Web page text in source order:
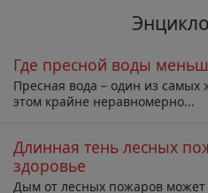
Где пресной воды
Пресная вода – один из
этом крайне неравномерно...
Длинная тень лесных
здоровье
Дым от лесных пожаров может